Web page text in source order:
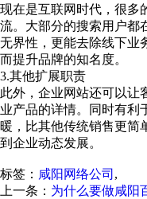
现在是互联网时代，很多
流。大部分的搜索用户都
无界性，更能去除线下业
而提升品牌的知名度。
3.其他扩展职责
此外，企业网站还可以让
业产品的详情。同时有利
暖，比其他传统销售更简
到企业动态发展。
标签： 咸阳网络公司 ,
上一条： 为什么要做咸阳